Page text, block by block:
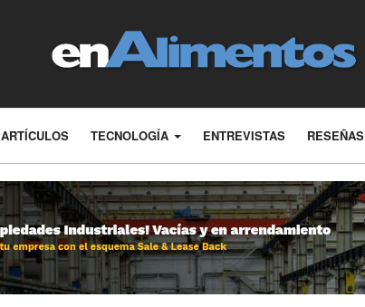
ARTÍCULOS TECNOLOGÍA ENTREVISTAS RESEÑAS